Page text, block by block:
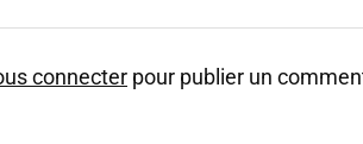
connecter pour publier un